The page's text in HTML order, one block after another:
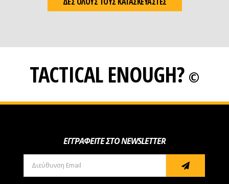
TACTICAL ENOUGH? ©
ΕΓΓΡΑΦΕΙΤΕ ΣΤΟ NEWSLETTER